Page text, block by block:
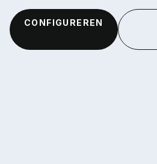
CONFIGUREREN